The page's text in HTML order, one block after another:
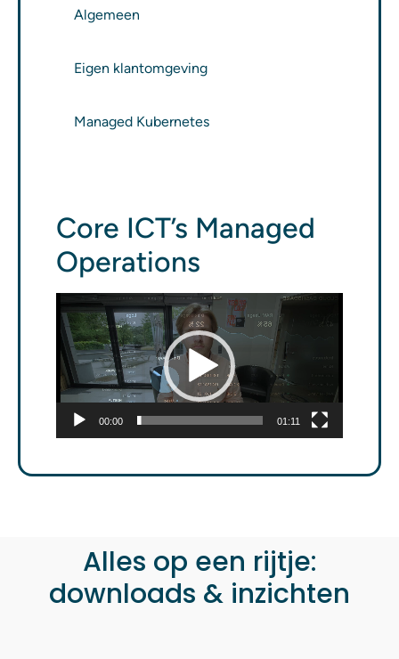
Algemeen
Eigen klantomgeving
Managed Kubernetes
Core ICT’s Managed
Operations
Videospeler
00:00 01:11
Alles op een rijtje:
downloads & inzichten